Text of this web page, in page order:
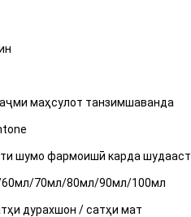
маҳсулот танзимшаванда
шумо фармоишӣ карда шудааст
70мл/80мл/90мл/100мл
дурахшон / сатҳи мат